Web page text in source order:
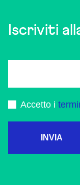
Iscriviti
Accetto i
INVIA